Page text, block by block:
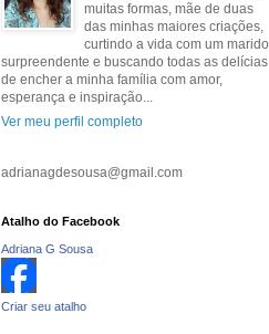
muitas formas, mãe de duas
das minhas maiores criações,
curtindo a vida com um marido
surpreendente e buscando todas as delícias
de encher a minha família com amor,
esperança e inspiração...
Ver meu perfil completo
adrianagdesousa@gmail.com
Atalho do Facebook
Adriana G Sousa
Criar seu atalho